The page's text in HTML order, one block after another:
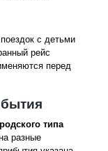
с детьми
рейс
перед
типа
разные